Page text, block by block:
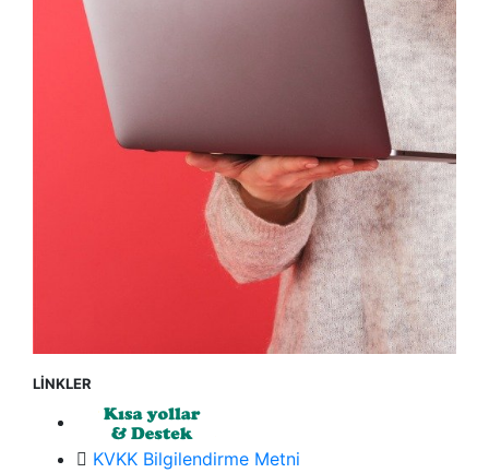
LİNKLER
KVKK Bilgilendirme Metni